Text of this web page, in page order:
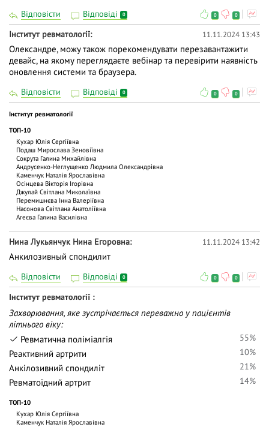
Відповісти Відповіді 0 0 0
Інститут ревматології 11.11.2024 13:43
Олександре, можу також порекомендувати перезавантажити
девайс, на якому переглядаєте вебінар та перевірити наявність
оновлення системи та браузера.
Відповісти Відповіді 0 0 0
Інститут ревматології
ТОП-10
Кухар Юлія Сергіївна
Подаш Мирослава Зеновіївна
Сокрута Галина Михайлівна
Андрусенко-Неглущенко Людмила Олександрівна
Каменчук Наталія Ярославівна
Осінцева Вікторія Ігорівна
Джулай Світлана Миколаївна
Перемишнєва Інна Валеріївна
Насонова Світлана Анатоліївна
Агеєва Галина Василівна
Нина Лукьянчук Нина Егоровна 11.11.2024 13:42
Анкилозивный спондилит
Відповісти Відповіді 0 0 0
Інститут ревматології
Захворювання, яке зустрічається переважно у пацієнтів
літнього віку:
Ревматична поліміалгія
55%
Реактивний артрити
10%
Анкілозивний спондиліт
21%
Ревматоїдний артрит
14%
ТОП-10
Кухар Юлія Сергіївна
Каменчук Наталія Ярославівна